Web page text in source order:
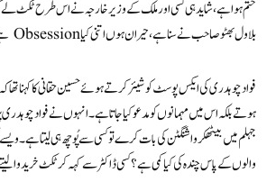
ختم ہوا ہے، شاید ہی کسی اور ملک کے وزیر خارجہ نے اس طرح ٹکٹ
بلاول بھٹو صاحب نے سنا ہے، حیران ہوں اتنی کیا Obsession ہے!‘
فواد چوہدری کی ایکس پوسٹ کوشیئر کرتے ہوئے حسین حقانی کا کہنا
ہوتے بلکہ اس میں مہمانوں کو مدعو کیا جاتا ہے۔ انہوں نے فواد
جہلم میں بیٹھکر واشنگٹن کی بات کرے تو کسی سے پُوچھ ہی لیتا ہے۔
والوں کے پاس چندہ کی کیا کمی ہے؟ کسی ڈاکٹر سے کہہ کر ٹکٹ خریدوا